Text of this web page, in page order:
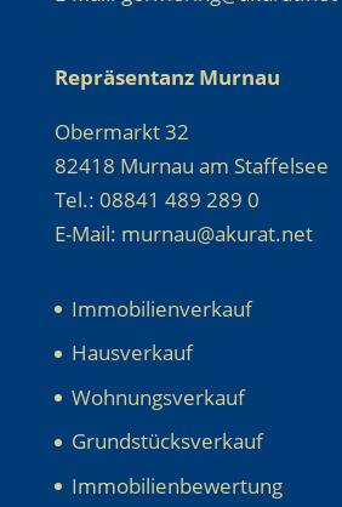
Repräsentanz Murnau
Obermarkt 32
82418 Murnau am Staffelsee
Tel.: 08841 489 289 0
E-Mail: murnau@akurat.net
Immobilienverkauf
Hausverkauf
Wohnungsverkauf
Grundstücksverkauf
Immobilienbewertung